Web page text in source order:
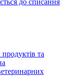
до списання
та